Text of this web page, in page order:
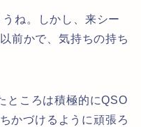
ね。しかし、来シー
前かで、気持ちの持ち
ところは積極的にQSO
かづけるように頑張ろ